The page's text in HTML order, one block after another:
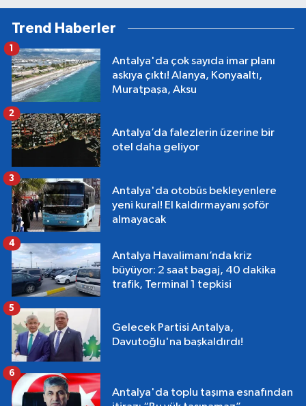
Trend Haberler
Antalya'da çok sayıda imar planı
askıya çıktı! Alanya, Konyaaltı,
Muratpaşa, Aksu
1
Antalya’da falezlerin üzerine bir
otel daha geliyor
2
Antalya'da otobüs bekleyenlere
yeni kural! El kaldırmayanı şoför
almayacak
3
Antalya Havalimanı’nda kriz
büyüyor: 2 saat bagaj, 40 dakika
trafik, Terminal 1 tepkisi
4
Gelecek Partisi Antalya,
Davutoğlu'na başkaldırdı!
5
Antalya'da toplu taşıma esnafından
6